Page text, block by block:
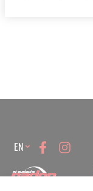
Language
EN